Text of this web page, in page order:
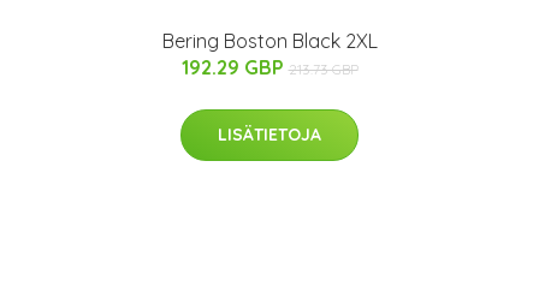
Bering Boston Black 2XL
192.29 GBP 213.73 GBP
LISÄTIETOJA